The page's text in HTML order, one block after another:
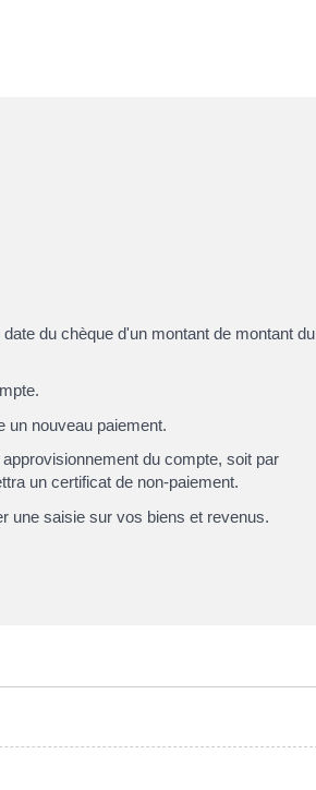
date du chèque d'un montant de montant du
un nouveau paiement.
du compte, soit par
un certificat de non-paiement.
une saisie sur vos biens et revenus.